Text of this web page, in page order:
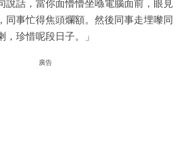
說話，當你面懵懵坐喺電腦面前，眼見
同事忙得焦頭爛額。然後同事走埋嚟同
珍惜呢段日子。」
廣告